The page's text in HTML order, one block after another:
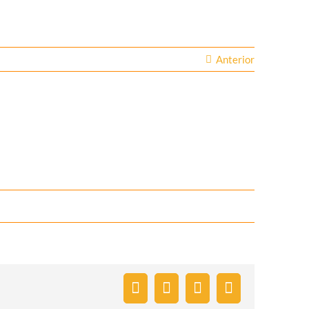
Anterior
Facebook
TwitterPinterest
E-
mail